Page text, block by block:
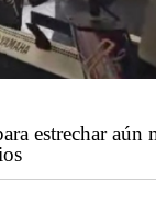
estrechar aún